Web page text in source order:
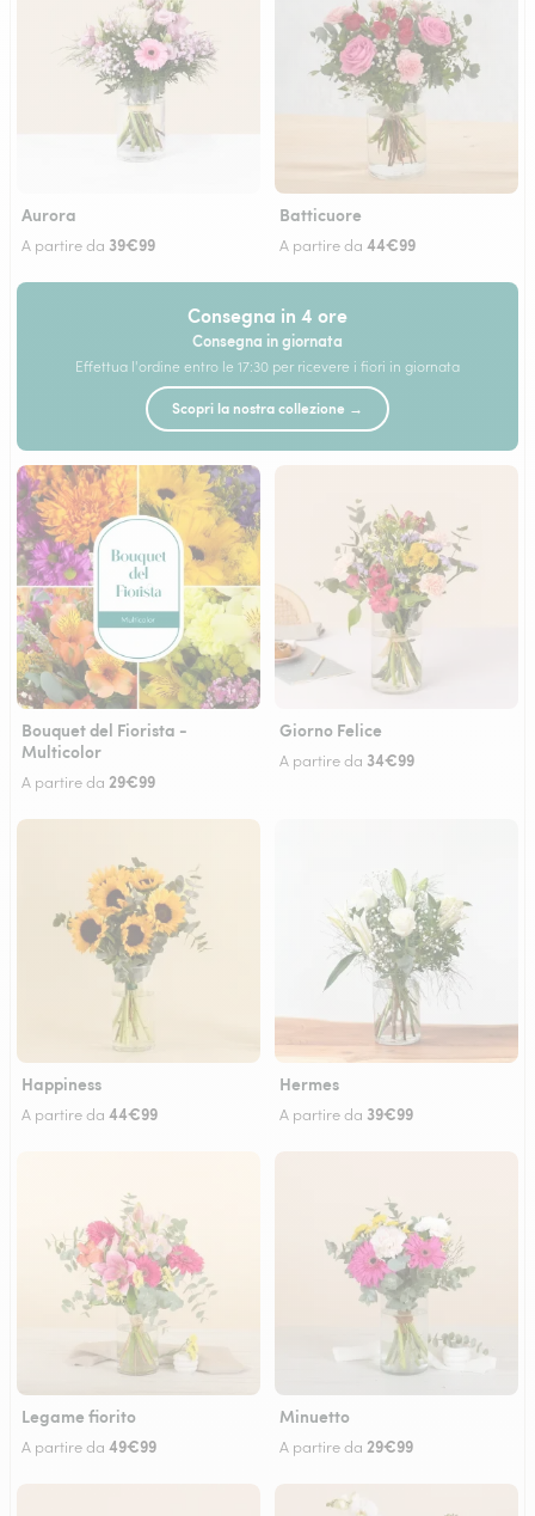
Aurora
A partire da 39€99
Batticuore
A partire da 44€99
Consegna in 4 ore
Consegna in giornata
Effettua l'ordine entro le 17:30 per ricevere i fiori in giornata
Scopri la nostra collezione →
Bouquet del Fiorista -
Multicolor
A partire da 29€99
Giorno Felice
A partire da 34€99
Happiness
A partire da 44€99
Hermes
A partire da 39€99
Legame fiorito
A partire da 49€99
Minuetto
A partire da 29€99